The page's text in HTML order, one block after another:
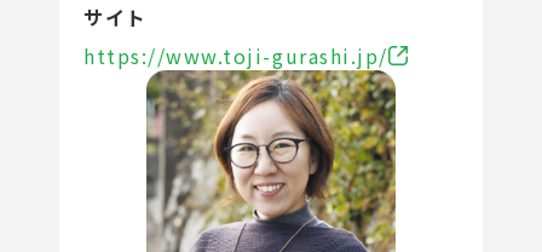
サイト
https://www.toji-gurashi.jp/